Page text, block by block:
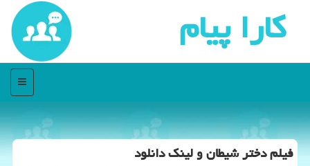
كارا پیام
منو
فیلم دختر شیطان و لینك دانلود